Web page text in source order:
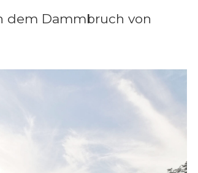
dem Dammbruch von